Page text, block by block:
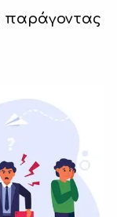
παράγοντας